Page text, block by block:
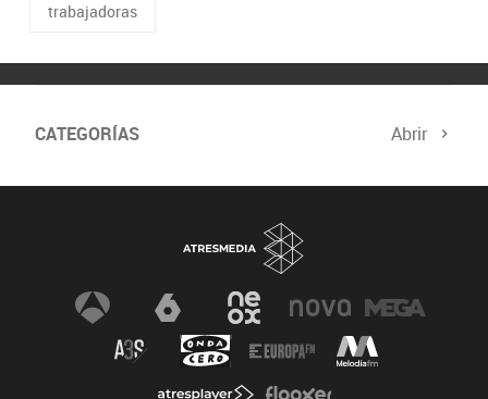
trabajadoras
CATEGORÍAS Abrir